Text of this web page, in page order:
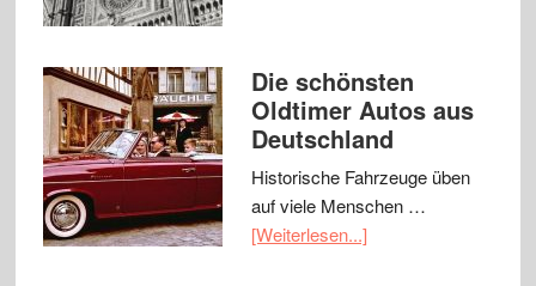
Die schönsten
Oldtimer Autos aus
Deutschland
Historische Fahrzeuge üben
auf viele Menschen …
[Weiterlesen...]